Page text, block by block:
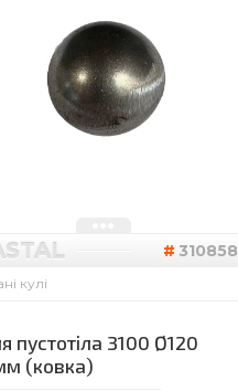
310858
кулі
пустотіла 3100 Ø120
(ковка)